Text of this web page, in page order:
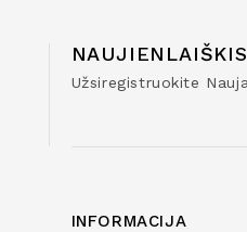
NAUJIENLAIŠKIS
Užsiregistruokite
INFORMACIJA